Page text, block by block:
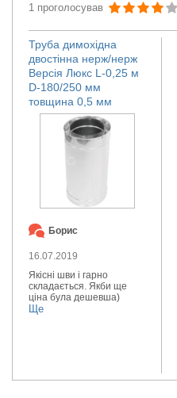
1 проголосував
Труба димохідна
двостінна нерж/нерж
Версія Люкс L-0,25 м
D-180/250 мм
товщина 0,5 мм
Борис
16.07.2019
Якісні шви і гарно
складається. Якби ще
ціна була дешевша)
Ще